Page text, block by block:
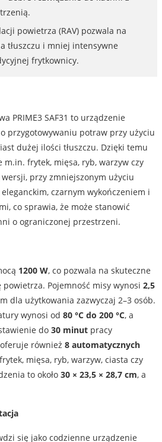
powietrza (RAV) pozwala na
tłuszczu i mniej intensywne
frytkownicy.
PRIME3 SAF31 to urządzenie
przygotowywaniu potraw przy użyciu
dużej ilości tłuszczu. Dzięki temu
frytek, mięsa, ryb, warzyw czy
przy zmniejszonym użyciu
czarnym wykończeniem i
co sprawia, że może stanowić
o ograniczonej przestrzeni.
1200 W, co pozwala na skuteczne
Pojemność misy wynosi 2,5
dla użytkowania zazwyczaj 2–3 osób.
wynosi od 80 °C do 200 °C, a
do 30 minutpracy
również 8 automatycznych
mięsa, ryb, warzyw, ciasta czy
to około 30 × 23,5 × 28,7 cm, a
się jako codzienne urządzenie